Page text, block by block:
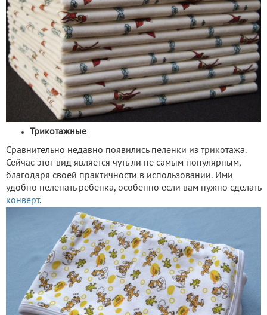
Трикотажные
Сравнительно недавно появились пеленки из трикотажа.
Сейчас этот вид является чуть ли не самым популярным,
благодаря своей практичности в использовании. Ими
удобно пеленать ребенка, особенно если вам нужно сделать
конверт.